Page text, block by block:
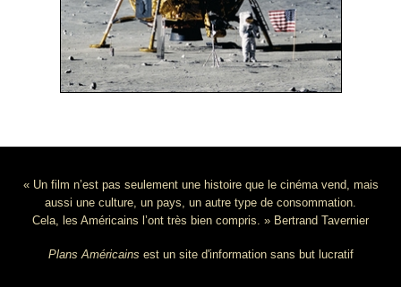
« Un film n’est pas seulement une histoire que le cinéma vend, mais
aussi une culture, un pays, un autre type de consommation.
Cela, les Américains l’ont très bien compris. » Bertrand Tavernier
Plans Américains est un site d'information sans but lucratif